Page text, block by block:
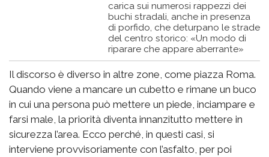
carica sui numerosi rappezzi dei
buchi stradali, anche in presenza
di porfido, che deturpano le strade
del centro storico: «Un modo di
riparare che appare aberrante»
Il discorso è diverso in altre zone, come piazza Roma.
Quando viene a mancare un cubetto e rimane un buco
in cui una persona può mettere un piede, inciampare e
farsi male, la priorità diventa innanzitutto mettere in
sicurezza l’area. Ecco perché, in questi casi, si
interviene provvisoriamente con l’asfalto, per poi